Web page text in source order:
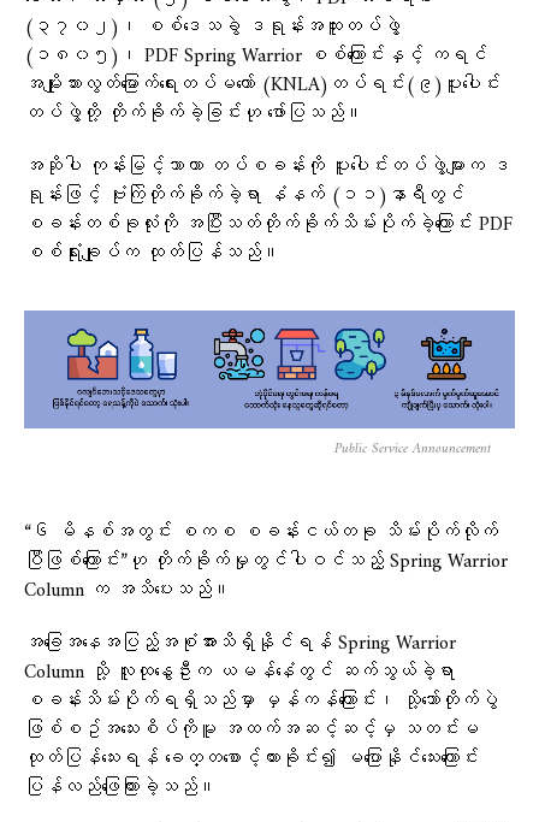
(၃၇၀၂)၊ စစ်ဒေသခွဲ ဒရုန်းအထူးတပ်ဖွဲ့
(၁၈၀၅)၊ PDF Spring Warrior စစ်ကြောင်းနှင့် ကရင်
အမျိုးသားလွတ်မြောက်ရေးတပ်မတော် (KNLA)တပ်ရင်း(၉)ပူးပေါင်း
တပ်ဖွဲ့တို့ တိုက်ခိုက်ခဲ့ခြင်းဟု ဖော်ပြသည်။
အဆိုပါ ကုန်းမြင့်သာယာ တပ်စခန်းကို ပူးပေါင်းတပ်ဖွဲ့များက ဒ
ရုန်းဖြင့် ဗုံးကြဲတိုက်ခိုက်ခဲ့ရာ နံနက် (၁၁)နာရီတွင်
စခန်းတစ်ခုလုံးကို အပြီးသတ်တိုက်ခိုက်သိမ်းပိုက်ခဲ့ကြောင်း PDF
စစ်ရုံးချုပ်က ထုတ်ပြန်သည်။
Public Service Announcement
“၆ မိနစ်အတွင်း စကစ စခန်းငယ်တခု သိမ်းပိုက်လိုက်
ပြီဖြစ်ကြောင်း”ဟု တိုက်ခိုက်မှုတွင်ပါဝင်သည့် Spring Warrior
Column က အသိပေးသည်။
အခြေအနေအပြည့်အစုံအားသိရှိနိုင်ရန် Spring Warrior
Column သို့ လူထုနွေဦးက ယမန်နေံတွင် ဆက်သွယ်ခဲ့ရာ
စခန်းသိမ်းပိုက်ရရှိသည်မှာ မှန်ကန်ကြောင်း၊ သို့သော်တိုက်ပွဲ
ဖြစ်စဥ်အသေးစိပ်ကိုမူ အထက်အဆင့်ဆင့်မှ သတင်းမ
ထုတ်ပြန်သေးရန် ခေတ္တစောင့်ထားခိုင်း၍ မပြောနိုင်သေးကြောင်း
ပြန်လည်ဖြေကြားခဲ့သည်။